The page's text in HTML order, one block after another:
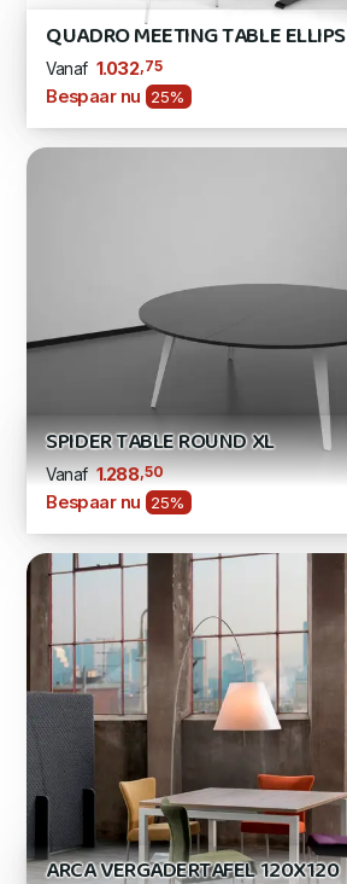
QUADRO MEETING TABLE ELLIPS
Vanaf 1.032,75
Bespaar nu 25%
SPIDER TABLE ROUND XL
Vanaf 1.288,50
Bespaar nu 25%
ARCA VERGADERTAFEL 120X120